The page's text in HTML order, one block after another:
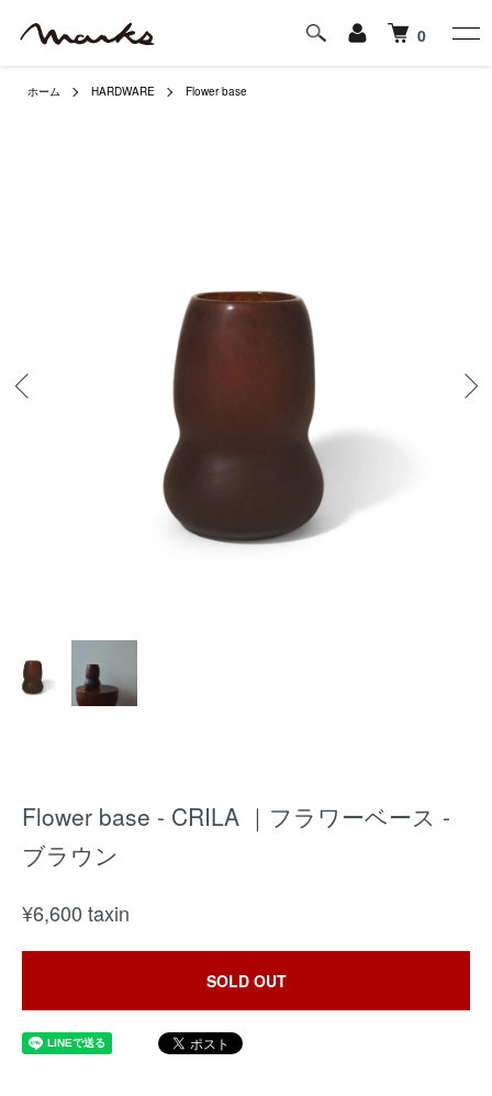
0
ホーム HARDWARE Flower base
Flower base - CRILA ｜フラワーベース -
ブラウン
¥6,600 taxin
SOLD OUT